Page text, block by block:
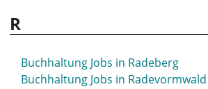
R
Buchhaltung Jobs in Radeberg
Buchhaltung Jobs in Radevormwald